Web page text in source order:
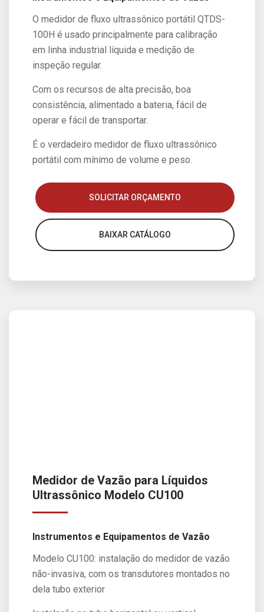
O medidor de fluxo ultrassônico portátil QTDS-
100H é usado principalmente para calibração
em linha industrial líquida e medição de
inspeção regular.
Com os recursos de alta precisão, boa
consistência, alimentado a bateria, fácil de
operar e fácil de transportar.
É o verdadeiro medidor de fluxo ultrassônico
portátil com mínimo de volume e peso.
SOLICITAR ORÇAMENTO
BAIXAR CATÁLOGO
Medidor de Vazão para Líquidos
Ultrassônico Modelo CU100
Instrumentos e Equipamentos de Vazão
Modelo CU100: instalação do medidor de vazão
não-invasiva, com os transdutores montados no
dela tubo exterior